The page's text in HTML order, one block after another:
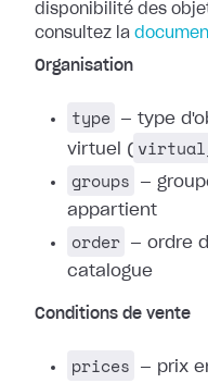
disponibilité des
consultez la
Organisation
type
— type
virtuel (
groups
—
appartient
order
— ordre
catalogue
Conditions de vente
prices
— prix